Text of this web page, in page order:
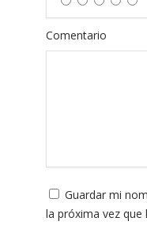
Comentario
Guardar mi
la próxima vez